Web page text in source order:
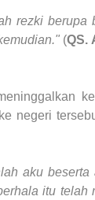
rezki berupa
(QS.
negeri
aku beserta
itu telah